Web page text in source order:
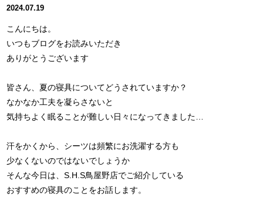
2024.07.19
こんにちは。
いつもブログをお読みいただき
ありがとうございます
皆さん、夏の寝具についてどうされていますか？
なかなか工夫を凝らさないと
気持ちよく眠ることが難しい日々になってきました…
汗をかくから、シーツは頻繁にお洗濯する方も
少なくないのではないでしょうか
そんな今日は、S.H.S鳥屋野店でご紹介している
おすすめの寝具のことをお話します。